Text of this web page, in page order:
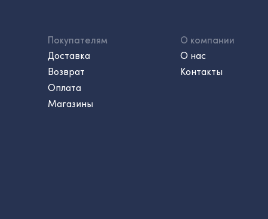
Покупателям
Доставка
Возврат
Оплата
Магазины
О компании
О нас
Контакты